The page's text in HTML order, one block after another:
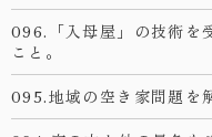
096.「入母屋」の技術を
こと。
095.地域の空き家問題を